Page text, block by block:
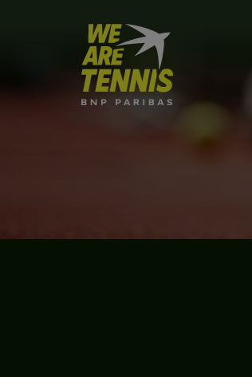
We
are
Tennis
by
BNP